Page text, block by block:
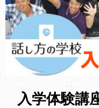
入学体験講